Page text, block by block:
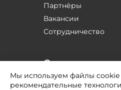
Партнёры
Вакансии
Сотрудничество
Соцсети
Мы используем файлы cookie
рекомендательные